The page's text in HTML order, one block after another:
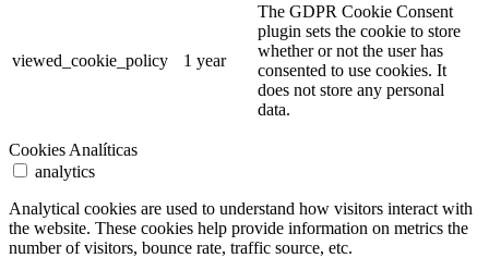
viewed_cookie_policy 1 year
The GDPR Cookie Consent
plugin sets the cookie to store
whether or not the user has
consented to use cookies. It
does not store any personal
data.
Cookies Analíticas
analytics
Analytical cookies are used to understand how visitors interact with
the website. These cookies help provide information on metrics the
number of visitors, bounce rate, traffic source, etc.